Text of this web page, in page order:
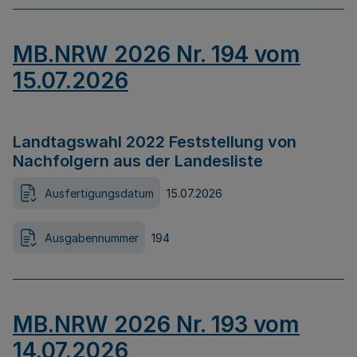
MB.NRW 2026 Nr. 194 vom
15.07.2026
Landtagswahl 2022 Feststellung von
Nachfolgern aus der Landesliste
Ausfertigungsdatum 15.07.2026
Ausgabennummer 194
MB.NRW 2026 Nr. 193 vom
14.07.2026